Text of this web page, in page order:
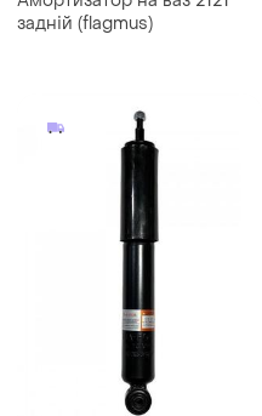
задній (flagmus)